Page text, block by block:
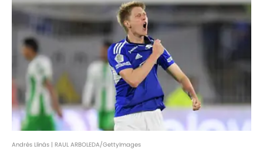
Andrés Llinás | RAUL ARBOLEDA/GettyImages